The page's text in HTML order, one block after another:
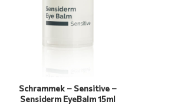
Schrammek – Sensitive –
Sensiderm EyeBalm 15ml